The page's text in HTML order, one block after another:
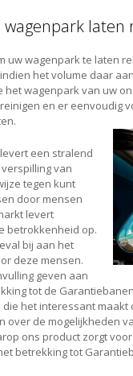
laten
uw wagenpark te laten
het volume daar
het wagenpark van uw
en er eenvoudig
een stralend
van
tegen kunt
door mensen
levert
betrokkenheid op.
bij aan het
deze mensen.
geven aan
tot de
het interessant
over de mogelijkheden
ons product zorgt
betrekking tot